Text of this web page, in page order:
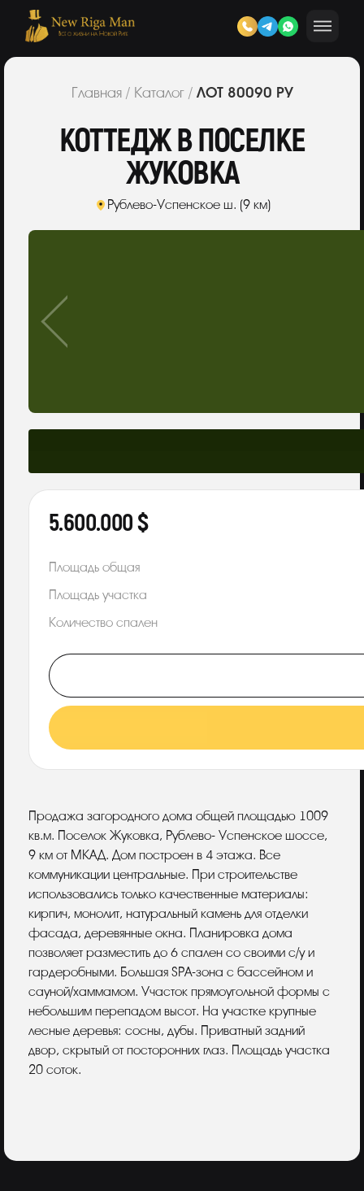
Главная/ Каталог/ ЛОТ 80090 РУ
КОТТЕДЖ В ПОСЕЛКЕ
ЖУКОВКА
Рублево-Успенское ш. (9 км)
5.600.000 $
Площадь общая
Площадь участка
Количество спален
Описание
Продажа загородного дома общей площадью 1009
кв.м. Поселок Жуковка, Рублево- Успенское шоссе,
9 км от МКАД. Дом построен в 4 этажа. Все
коммуникации центральные. При строительстве
использовались только качественные материалы:
кирпич, монолит, натуральный камень для отделки
фасада, деревянные окна. Планировка дома
позволяет разместить до 6 спален со своими с/у и
гардеробными. Большая SPA-зона с бассейном и
сауной/хаммамом. Участок прямоугольной формы с
небольшим перепадом высот. На участке крупные
лесные деревья: сосны, дубы. Приватный задний
двор, скрытый от посторонних глаз. Площадь участка
20 соток.